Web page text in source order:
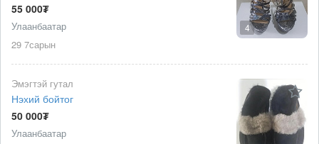
4
55 000₮
Улаанбаатар
29 7сарын
Эмэгтэй гутал
Нэхий бойтог
50 000₮
Улаанбаатар